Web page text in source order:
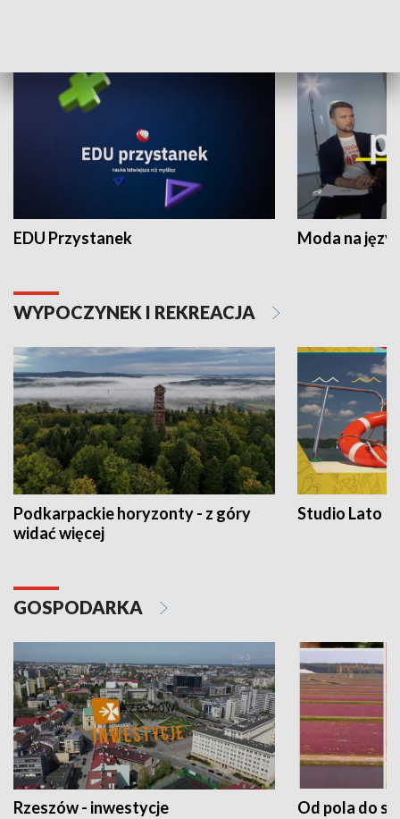
EDU Przystanek Moda na
WYPOCZYNEK I REKREACJA
Podkarpackie horyzonty - z góry
widać więcej
Studio Lato
GOSPODARKA
Rzeszów - inwestycje Od pola do